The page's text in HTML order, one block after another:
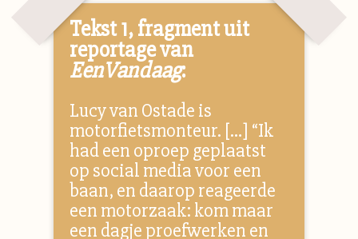
Tekst 1, fragment uit
reportage van
EenVandaag:
Lucy van Ostade is
motorfietsmonteur. […] “Ik
had een oproep geplaatst
op social media voor een
baan, en daarop reageerde
een motorzaak: kom maar
een dagje proefwerken en